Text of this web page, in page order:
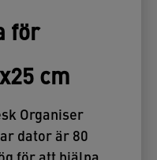
för
cm
Organiser
dator är 80